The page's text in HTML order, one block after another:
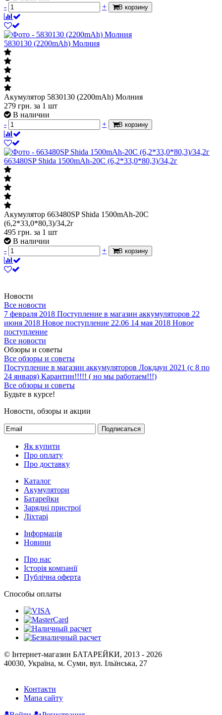
-
+ В корзину
5830130 (2200mAh) Молния
Акумулятор 5830130 (2200mAh) Молния
279 грн. за 1 шт
В наличии
-
+ В корзину
663480SP Shida 1500mAh-20C (6,2*33,0*80,3)/34,2г
Акумулятор 663480SP Shida 1500mAh-20C
(6,2*33,0*80,3)/34,2г
495 грн. за 1 шт
В наличии
-
+ В корзину
Новости
Все новости
7 февраля 2018 Поступление в магазин аккумуляторов 22
июня 2018 Новое поступление 22.06 14 мая 2018 Новое
поступление
Все новости
Обзоры и советы
Все обзоры и советы
Поступление в магазин аккумуляторов Локдаун 2021 (с 8 по
24 января) Карантин!!!!! ( но мы работаем!!!)
Все обзоры и советы
Будьте в курсе!
Новости, обзоры и акции
Подписаться
Як купити
Про оплату
Про доставку
Каталог
Акумулятори
Батарейки
Зарядні пристрої
Ліхтарі
Інформація
Новини
Про нас
Історія компанії
Публічна оферта
Способы оплаты
© Інтернет-магазин БАТАРЕЙКИ, 2013 - 2026
40030, Україна, м. Суми, вул. Ільїнська, 27
Контакти
Мапа сайту